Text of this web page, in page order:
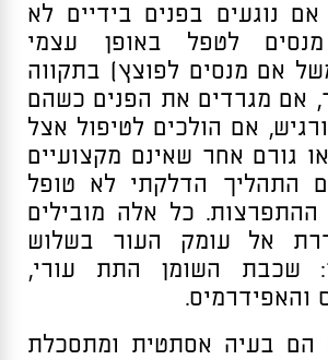
נוגעים בפנים בידיים לא
לטפל באופן עצמי
אם מנסים לפוצץ) בתקווה
אם מגרדים את הפנים כשהם
אם הולכים לטיפול אצל
גורם אחר שאינם מקצועיים
התהליך הדלקתי לא טופל
ההתפרצות. כל אלה מובילים
אל עומק העור בשלוש
שכבת השומן התת עורי,
והאפידרמיס.
הם בעיה אסתטית ומתסכלת